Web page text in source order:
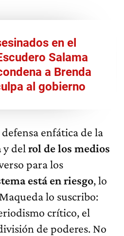
en el
Salama
a Brenda
al gobierno
enfática de la
y del rol de los medios
para los
está en riesgo, lo
lo suscribo:
crítico, el
de poderes. No